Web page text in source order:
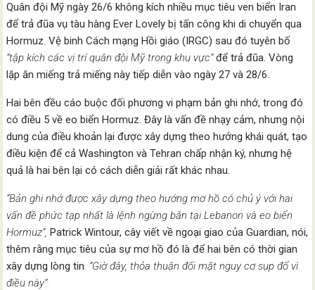
Quân đội Mỹ ngày 26/6 không kích nhiều mục tiêu ven biển Iran
để trả đũa vụ tàu hàng Ever Lovely bị tấn công khi di chuyển qua
Hormuz. Vệ binh Cách mạng Hồi giáo (IRGC) sau đó tuyên bố
“tập kích các vị trí quân đội Mỹ trong khu vực”để trả đũa. Vòng
lặp ăn miếng trả miếng này tiếp diễn vào ngày 27 và 28/6.
Hai bên đều cáo buộc đối phương vi phạm bản ghi nhớ, trong đó
có điều 5 về eo biển Hormuz. Đây là vấn đề nhạy cảm, nhưng nội
dung của điều khoản lại được xây dựng theo hướng khái quát, tạo
điều kiện để cả Washington và Tehran chấp nhận ký, nhưng hệ
quả là hai bên lại có cách diễn giải rất khác nhau.
“Bản ghi nhớ được xây dựng theo hướng mơ hồ có chủ ý với hai
vấn đề phức tạp nhất là lệnh ngừng bắn tại Lebanon và eo biển
Hormuz”, Patrick Wintour, cây viết về ngoại giao của Guardian, nói,
thêm rằng mục tiêu của sự mơ hồ đó là để hai bên có thời gian
xây dựng lòng tin. “Giờ đây, thỏa thuận đối mặt nguy cơ sụp đổ vì
điều này”.